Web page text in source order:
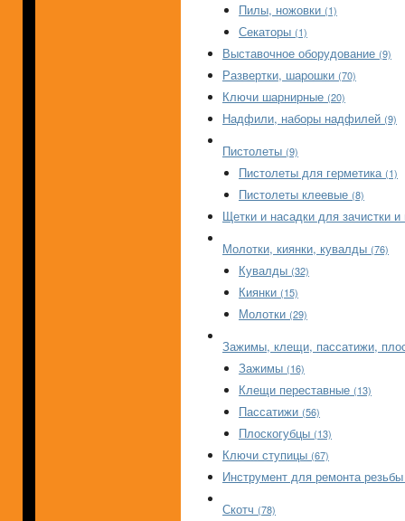
Пилы, ножовки (1)
Секаторы (1)
Выставочное оборудование (9)
Развертки, шарошки (70)
Ключи шарнирные (20)
Надфили, наборы надфилей (9)
Пистолеты (9)
Пистолеты для герметика (1)
Пистолеты клеевые (8)
Щетки и насадки для зачистки
Молотки, киянки, кувалды (76)
Кувалды (32)
Киянки (15)
Молотки (29)
Зажимы, клещи, пассатижи,
Зажимы (16)
Клещи переставные (13)
Пассатижи (56)
Плоскогубцы (13)
Ключи ступицы (67)
Инструмент для ремонта
Скотч (78)